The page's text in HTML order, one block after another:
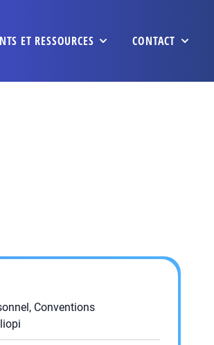
ET RESSOURCES CONTACT
Conventions